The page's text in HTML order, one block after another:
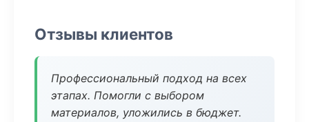
Отзывы клиентов
Профессиональный подход на всех
этапах. Помогли с выбором
материалов, уложились в бюджет.